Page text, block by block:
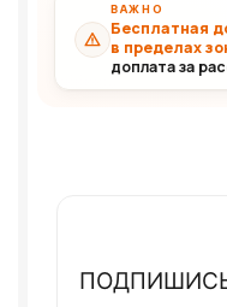
ВАЖНО
Бесплатная
в пределах
доплата за